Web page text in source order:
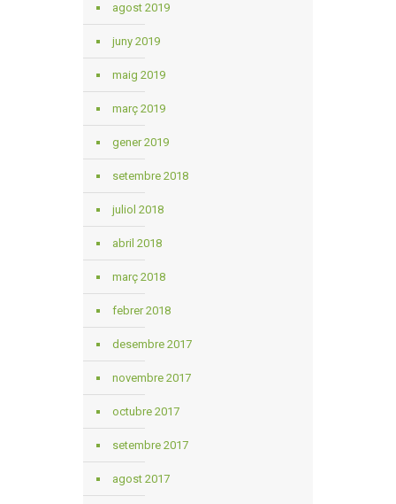
agost 2019
juny 2019
maig 2019
març 2019
gener 2019
setembre 2018
juliol 2018
abril 2018
març 2018
febrer 2018
desembre 2017
novembre 2017
octubre 2017
setembre 2017
agost 2017